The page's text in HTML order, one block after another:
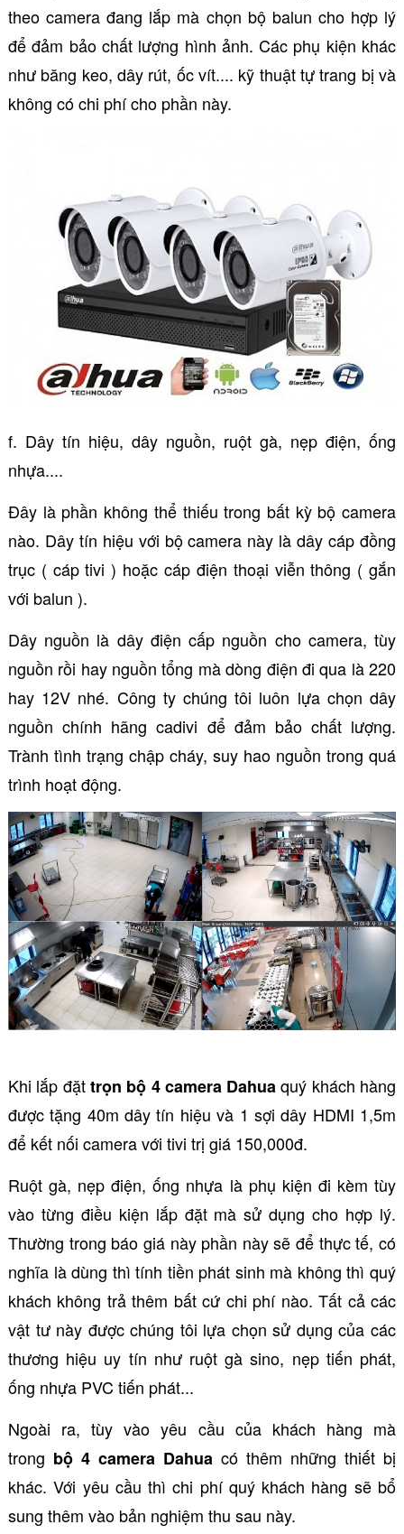
theo camera đang lắp mà chọn bộ balun cho hợp lý
để đảm bảo chất lượng hình ảnh. Các phụ kiện khác
như băng keo, dây rút, ốc vít.... kỹ thuật tự trang bị và
không có chi phí cho phần này.
f. Dây tín hiệu, dây nguồn, ruột gà, nẹp điện, ống
nhựa....
Đây là phần không thể thiếu trong bất kỳ bộ camera
nào. Dây tín hiệu với bộ camera này là dây cáp đồng
trục ( cáp tivi ) hoặc cáp điện thoại viễn thông ( gắn
với balun ).
Dây nguồn là dây điện cấp nguồn cho camera, tùy
nguồn rồi hay nguồn tổng mà dòng điện đi qua là 220
hay 12V nhé. Công ty chúng tôi luôn lựa chọn dây
nguồn chính hãng cadivi để đảm bảo chất lượng.
Trành tình trạng chập cháy, suy hao nguồn trong quá
trình hoạt động.
Khi lắp đặttrọn bộ 4 camera Dahuaquý khách hàng
được tặng 40m dây tín hiệu và 1 sợi dây HDMI 1,5m
để kết nối camera với tivi trị giá 150,000đ.
Ruột gà, nẹp điện, ống nhựa là phụ kiện đi kèm tùy
vào từng điều kiện lắp đặt mà sử dụng cho hợp lý.
Thường trong báo giá này phần này sẽ để thực tế, có
nghĩa là dùng thì tính tiền phát sinh mà không thì quý
khách không trả thêm bất cứ chi phí nào. Tất cả các
vật tư này được chúng tôi lựa chọn sử dụng của các
thương hiệu uy tín như ruột gà sino, nẹp tiến phát,
ống nhựa PVC tiến phát...
Ngoài ra, tùy vào yêu cầu của khách hàng mà
trong bộ 4 camera Dahua có thêm những thiết bị
khác. Với yêu cầu thì chi phí quý khách hàng sẽ bổ
sung thêm vào bản nghiệm thu sau này.